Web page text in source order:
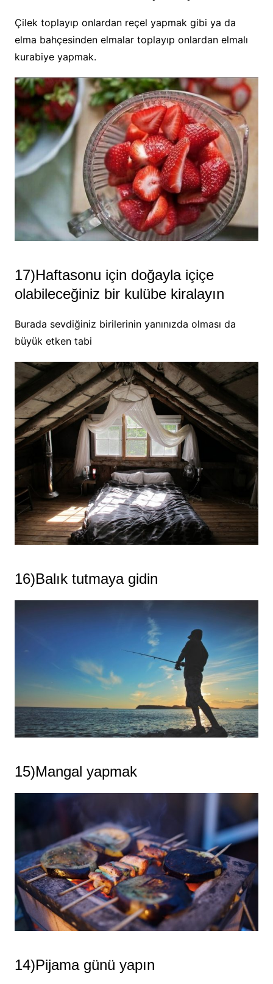
Çilek toplayıp onlardan reçel yapmak gibi ya da
elma bahçesinden elmalar toplayıp onlardan elmalı
kurabiye yapmak.
17)Haftasonu için doğayla içiçe
olabileceğiniz bir kulübe kiralayın
Burada sevdiğiniz birilerinin yanınızda olması da
büyük etken tabi
16)Balık tutmaya gidin
15)Mangal yapmak
14)Pijama günü yapın